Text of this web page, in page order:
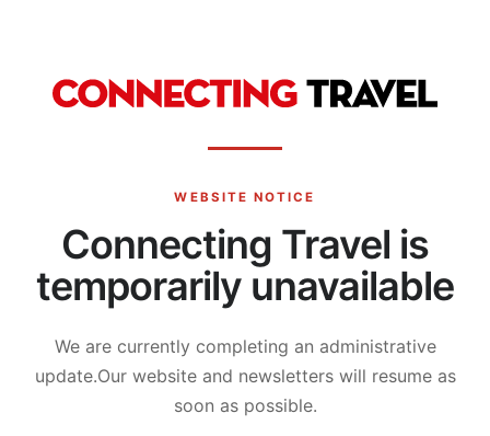
WEBSITE NOTICE
Connecting Travel is
temporarily unavailable
We are currently completing an administrative
update.Our website and newsletters will resume as
soon as possible.